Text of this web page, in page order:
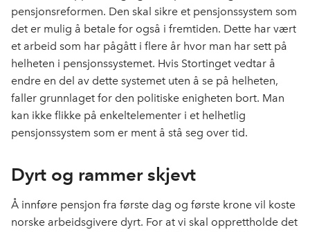
pensjonsreformen. Den skal sikre et pensjonssystem som
det er mulig å betale for også i fremtiden. Dette har vært
et arbeid som har pågått i flere år hvor man har sett på
helheten i pensjonssystemet. Hvis Stortinget vedtar å
endre en del av dette systemet uten å se på helheten,
faller grunnlaget for den politiske enigheten bort. Man
kan ikke flikke på enkeltelementer i et helhetlig
pensjonssystem som er ment å stå seg over tid.
Dyrt og rammer skjevt
Å innføre pensjon fra første dag og første krone vil koste
norske arbeidsgivere dyrt. For at vi skal opprettholde det